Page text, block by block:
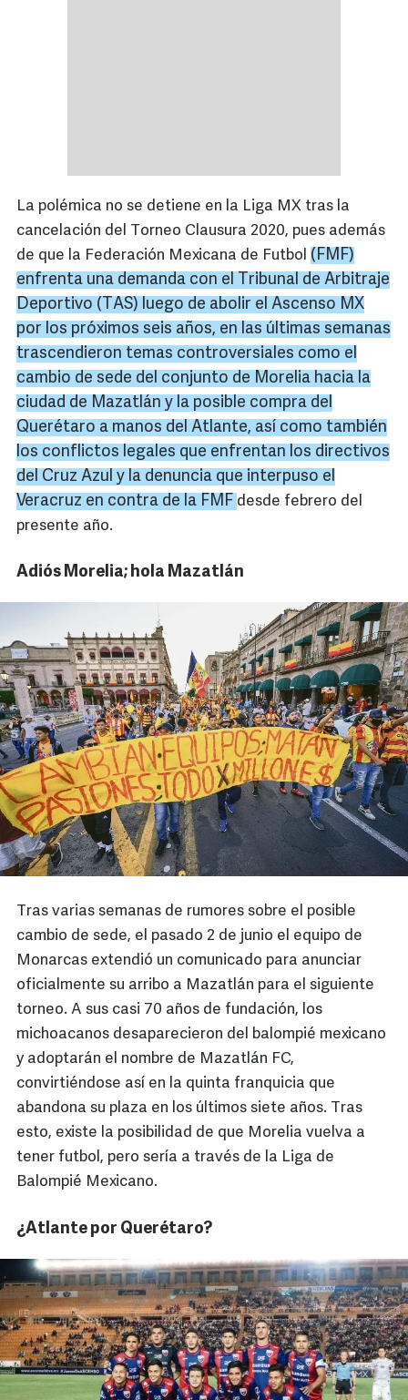
La polémica no se detiene en la Liga MX tras la
cancelación del Torneo Clausura 2020, pues además
de que la Federación Mexicana de Futbol (FMF)
enfrenta una demanda con el Tribunal de Arbitraje
Deportivo (TAS) luego de abolir el Ascenso MX
por los próximos seis años, en las últimas semanas
trascendieron temas controversiales como el
cambio de sede del conjunto de Morelia hacia la
ciudad de Mazatlán y la posible compra del
Querétaro a manos del Atlante, así como también
los conflictos legales que enfrentan los directivos
del Cruz Azul y la denuncia que interpuso el
Veracruz en contra de la FMF desde febrero del
presente año.
Adiós Morelia; hola Mazatlán
Tras varias semanas de rumores sobre el posible
cambio de sede, el pasado 2 de junio el equipo de
Monarcas extendió un comunicado para anunciar
oficialmente su arribo a Mazatlán para el siguiente
torneo. A sus casi 70 años de fundación, los
michoacanos desaparecieron del balompié mexicano
y adoptarán el nombre de Mazatlán FC,
convirtiéndose así en la quinta franquicia que
abandona su plaza en los últimos siete años. Tras
esto, existe la posibilidad de que Morelia vuelva a
tener futbol, pero sería a través de la Liga de
Balompié Mexicano.
¿Atlante por Querétaro?